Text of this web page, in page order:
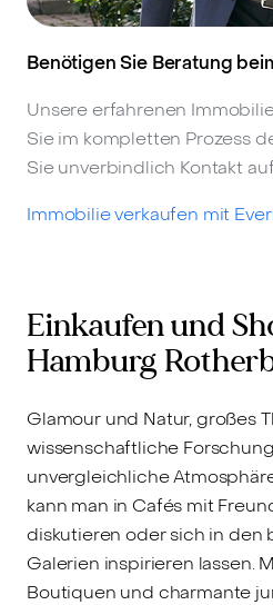
Benötigen Sie Beratung
Unsere erfahrenen
Sie im kompletten Prozess
Sie unverbindlich Kontakt
Immobilie verkaufen mit
Einkaufen und
Hamburg
Glamour und Natur, großes
wissenschaftliche
unvergleichliche
kann man in Cafés mit
diskutieren oder sich in den
Galerien inspirieren lassen.
Boutiquen und charmante